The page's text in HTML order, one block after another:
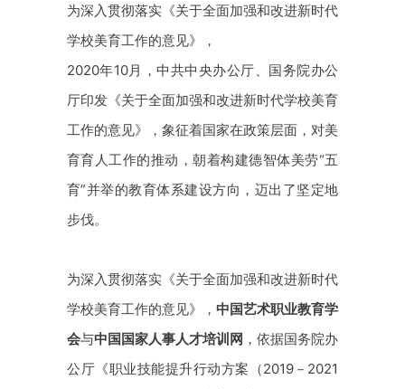
为深入贯彻落实《关于全面加强和改进新时代
学校美育工作的意见》，
2020年10月，中共中央办公厅、国务院办公
厅印发《关于全面加强和改进新时代学校美育
工作的意见》，象征着国家在政策层面，对美
育育人工作的推动，朝着构建德智体美劳“五
育”并举的教育体系建设方向，迈出了坚定地
步伐。
为深入贯彻落实《关于全面加强和改进新时代
学校美育工作的意见》， 中国艺术职业教育学
会与中国国家人事人才培训网 ，依据国务院办
公厅《职业技能提升行动方案（2019－2021